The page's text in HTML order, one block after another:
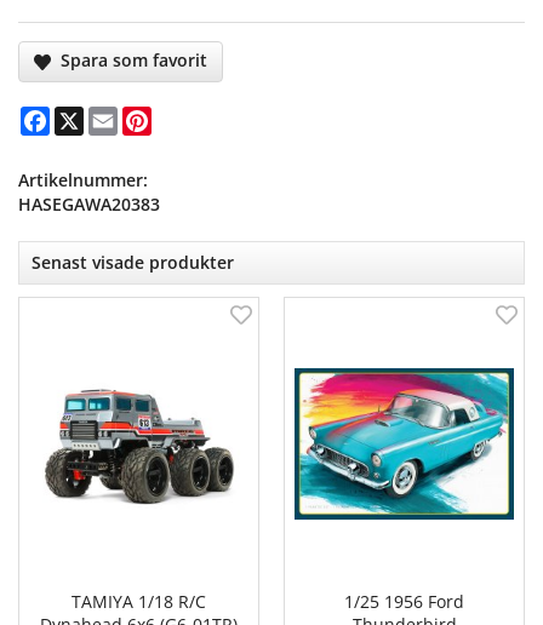
Spara som favorit
Facebook
X Email
Artikelnummer:
HASEGAWA20383
Senast visade produkter
TAMIYA 1/18 R/C
1/25 1956 Ford